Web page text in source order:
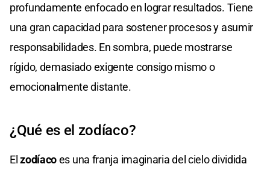
profundamente enfocado en lograr resultados. Tiene
una gran capacidad para sostener procesos y asumir
responsabilidades. En sombra, puede mostrarse
rígido, demasiado exigente consigo mismo o
emocionalmente distante.
¿Qué es el zodíaco?
Elzodíacoes una franja imaginaria del cielo dividida